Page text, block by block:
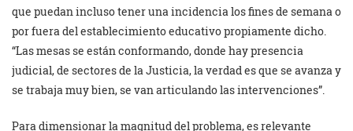
que puedan incluso tener una incidencia los fines de semana o
por fuera del establecimiento educativo propiamente dicho.
“Las mesas se están conformando, donde hay presencia
judicial, de sectores de la Justicia, la verdad es que se avanza y
se trabaja muy bien, se van articulando las intervenciones”.
Para dimensionar la magnitud del problema, es relevante